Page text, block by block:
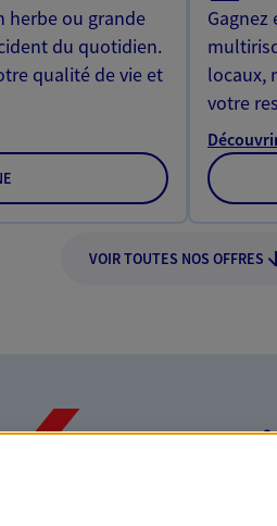
herbe ou grande
du quotidien.
qualité de vie et
locaux,
votre
VOIR TOUTES NOS OFFRES
Nos